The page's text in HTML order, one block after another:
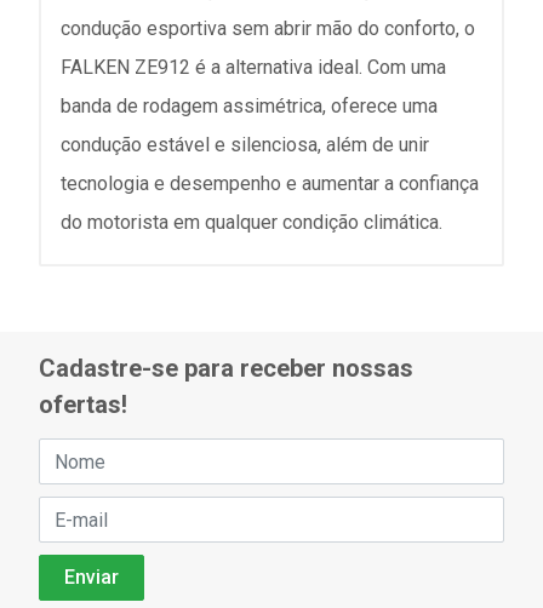
condução esportiva sem abrir mão do conforto, o
FALKEN ZE912 é a alternativa ideal. Com uma
banda de rodagem assimétrica, oferece uma
condução estável e silenciosa, além de unir
tecnologia e desempenho e aumentar a confiança
do motorista em qualquer condição climática.
Cadastre-se para receber nossas
ofertas!